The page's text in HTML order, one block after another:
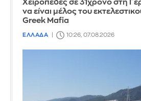
Χειροπέδες σε 31χρονο στη
να είναι μέλος του
Greek Mafia
ΕΛΛΑΔΑ 10:26, 07.08.2026